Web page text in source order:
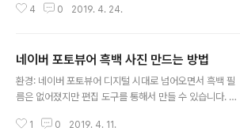
미리 확인할 수 있다면 여행 계획 세울 때 도움이 되겠죠.
변경해서 정확한 주유비를 뽑아 낼 수 있습니다. ▼ 먼저
네이버 지도 사이트로 접속합니다. http://map.naver.co
m/ ▼ 주유비를 계산하기 위해서는 거리와 여행 경로가 있
와 [도착지]를 입력하고 길찾기 버튼을 클릭합니다. ▼ 길
4 0 2019. 4. 24.
네이버 포토뷰어 흑백 사진 만드는 방법
환경: 네이버 포토뷰어 디지털 시대로 넘어오면서 흑백 필
름은 없어졌지만 편집 도구를 통해서 만들 수 있습니다. 흑
떠오르면서 한참을 과거의 회상에서 벗어나지 못하게 합니
1 0 2019. 4. 11.